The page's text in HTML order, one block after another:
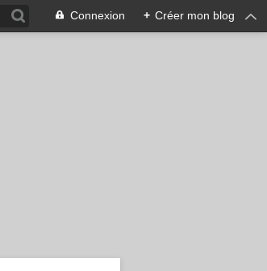
Connexion + Créer mon blog